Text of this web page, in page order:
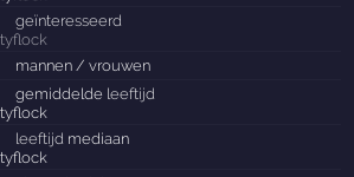
geïnteresseerd
mannen / vrouwen
gemiddelde leeftijd
leeftijd mediaan